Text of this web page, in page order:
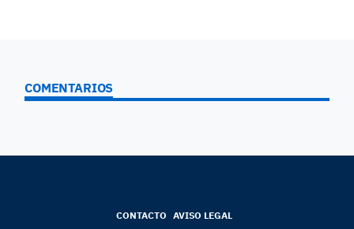
COMENTARIOS
CONTACTO AVISO LEGAL